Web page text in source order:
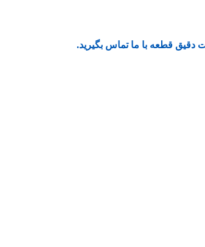
دقیق قطعه با ما تماس بگیرید.